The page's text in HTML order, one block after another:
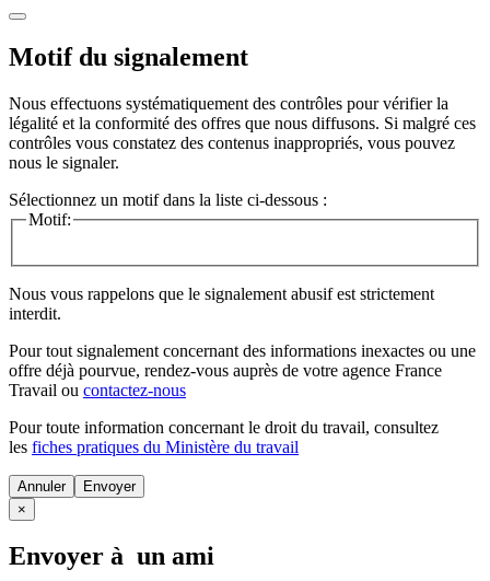
Motif du signalement
Nous effectuons systématiquement des contrôles pour vérifier la
légalité et la conformité des offres que nous diffusons. Si malgré ces
contrôles vous constatez des contenus inappropriés, vous pouvez
nous le signaler.
Sélectionnez un motif dans la liste ci-dessous :
Motif:
Nous vous rappelons que le signalement abusif est strictement
interdit.
Pour tout signalement concernant des informations inexactes ou une
offre déjà pourvue, rendez-vous auprès de votre agence France
Travail ou contactez-nous
Pour toute information concernant le droit du travail, consultez
les fiches pratiques du Ministère du travail
Annuler
×
Envoyer à un ami